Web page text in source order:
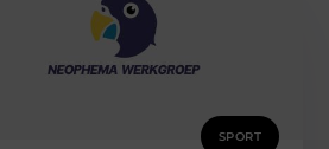
SPORT